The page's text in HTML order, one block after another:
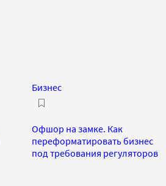
Бизнес
Офшор на замке. Как
переформатировать бизнес
под требования регуляторов